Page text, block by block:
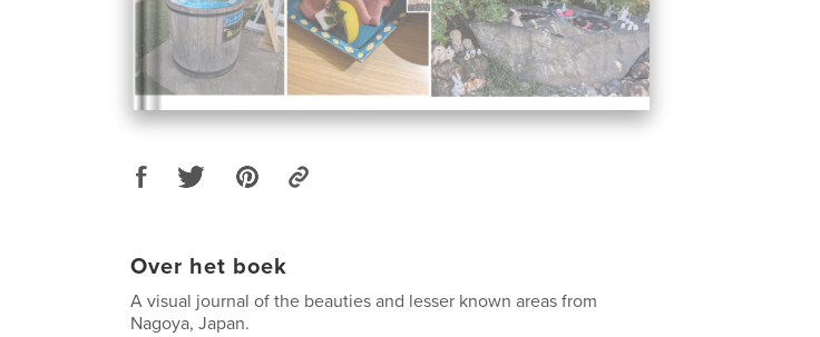
Over het boek
A visual journal of the beauties and lesser known areas from
Nagoya, Japan.